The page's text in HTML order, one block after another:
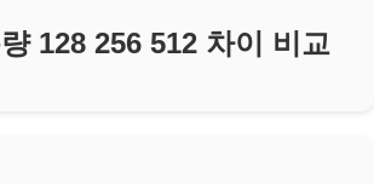
128 256 512 차이 비교